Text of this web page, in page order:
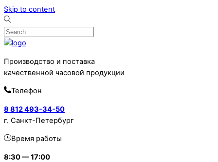
Skip to content
Производство и поставка
качественной часовой продукции
Телефон
8 812 493-34-50
г. Санкт-Петербург
Время работы
8:30 — 17:00